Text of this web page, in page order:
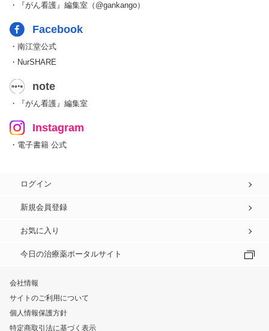
・『がん看護』編集室（@gankango）
Facebook
・南江堂公式
・NurSHARE
note
・『がん看護』編集室
Instagram
・電子書籍 公式
ログイン
新規会員登録
お気に入り
今日の治療薬ポータルサイト
会社情報
サイトのご利用について
個人情報保護方針
特定商取引法に基づく表示